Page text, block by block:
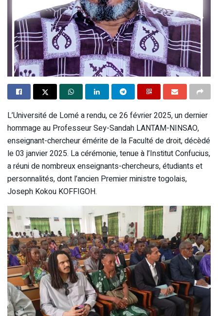
L’Université de Lomé a rendu, ce 26 février 2025, un dernier
hommage au Professeur Sey-Sandah LANTAM-NINSAO,
enseignant-chercheur émérite de la Faculté de droit, décèdé
le 03 janvier 2025. La cérémonie, tenue à l’Institut Confucius,
a réuni de nombreux enseignants-chercheurs, étudiants et
personnalités, dont l’ancien Premier ministre togolais,
Joseph Kokou KOFFIGOH.